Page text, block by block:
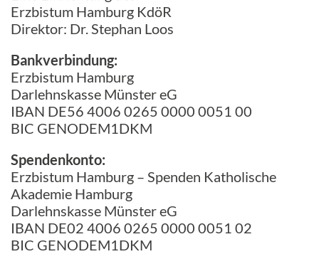
Erzbistum Hamburg KdöR
Direktor: Dr. Stephan Loos
Bankverbindung:
Erzbistum Hamburg
Darlehnskasse Münster eG
IBAN DE56 4006 0265 0000 0051 00
BIC GENODEM1DKM
Spendenkonto:
Erzbistum Hamburg – Spenden Katholische
Akademie Hamburg
Darlehnskasse Münster eG
IBAN DE02 4006 0265 0000 0051 02
BIC GENODEM1DKM